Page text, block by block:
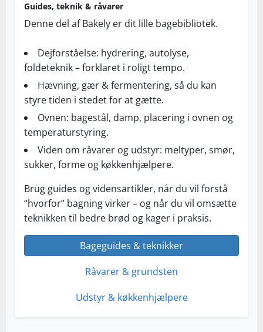
Guides, teknik & råvarer
Denne del af Bakely er dit lille bagebibliotek.
Dejforståelse: hydrering, autolyse,
foldeteknik – forklaret i roligt tempo.
Hævning, gær & fermentering, så du kan
styre tiden i stedet for at gætte.
Ovnen: bagestål, damp, placering i ovnen og
temperaturstyring.
Viden om råvarer og udstyr: meltyper, smør,
sukker, forme og køkkenhjælpere.
Brug guides og vidensartikler, når du vil forstå
“hvorfor” bagning virker – og når du vil omsætte
teknikken til bedre brød og kager i praksis.
Bageguides & teknikker
Råvarer & grundsten
Udstyr & køkkenhjælpere